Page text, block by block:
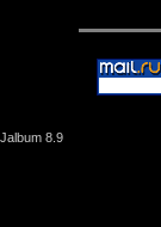
Jalbum 8.9